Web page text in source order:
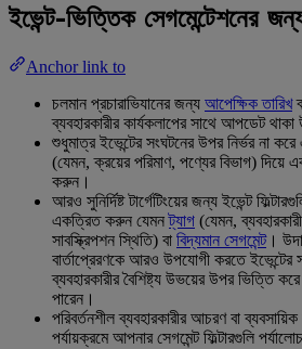
ইভেন্ট-ভিত্তিক সেগমেন্টেশনের
Anchor link to
চলমান প্রচারাভিযানের জন্য আপেক্ষিক তারিখ
ব্যবহারকারীর কার্যকলাপের সাথে আপডেট
শুধুমাত্র ইভেন্টের সংঘটনের উপর নির্ভর না
(যেমন, ক্রয়ের পরিমাণ, পণ্যের বিভাগ) দিয়ে
করুন।
আরও সুনির্দিষ্ট টার্গেটিংয়ের জন্য ইভেন্ট
একত্রিত করুন যেমনট্যাগ (যেমন,
সাবস্ক্রিপশন স্থিতি) বা বিদ্যমান সেগমেন্ট।
বার্তাপ্রেরণকে আরও উপযোগী করতে ইভেন্টের
ব্যবহারকারীর বৈশিষ্ট্য উভয়ের উপর ভিত্তি করে
পারেন।
পরিবর্তনশীল ব্যবহারকারীর আচরণ বা
পর্যায়ক্রমে আপনার সেগমেন্ট ফিল্টারগুলি